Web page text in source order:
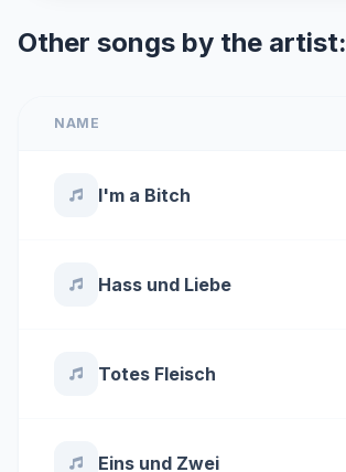
Other songs by the artist:
NAME
I'm a Bitch
Hass und Liebe
Totes Fleisch
Eins und Zwei